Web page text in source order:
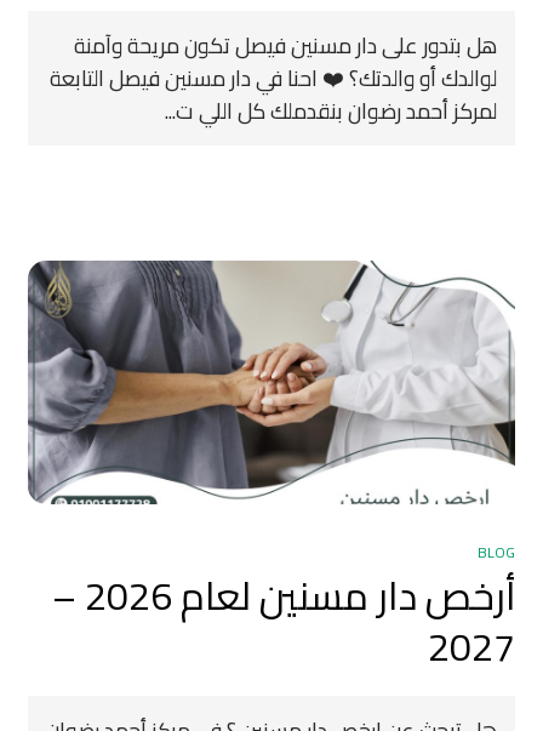
هل بتدور على دار مسنين فيصل تكون مريحة وآمنة
لوالدك أو والدتك؟ ❤️ احنا في دار مسنين فيصل التابعة
لمركز أحمد رضوان بنقدملك كل اللي ت...
BLOG
أرخص دار مسنين لعام 2026 –
2027